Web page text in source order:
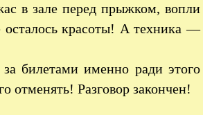
в зале перед прыжком, вопли
красоты! А техника —
билетами именно ради этого
Разговор закончен!